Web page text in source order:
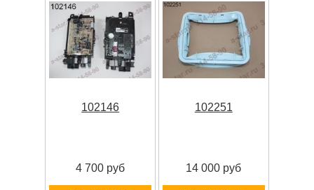
102146
4 700 руб
102251
14 000 руб